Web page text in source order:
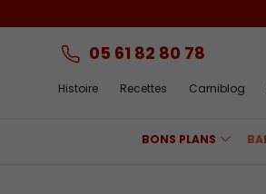
Aller au contenu
05 61 82 80 78
Histoire Recettes Carniblog
BONS PLANS